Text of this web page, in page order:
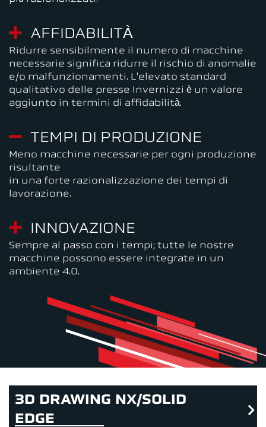
AFFIDABILITÀ
Ridurre sensibilmente il numero di macchine
necessarie significa ridurre il rischio di anomalie
e/o malfunzionamenti. L'elevato standard
qualitativo delle presse Invernizzi è un valore
aggiunto in termini di affidabilità.
TEMPI DI PRODUZIONE
Meno macchine necessarie per ogni produzione
risultante
in una forte razionalizzazione dei tempi di
lavorazione.
INNOVAZIONE
Sempre al passo con i tempi; tutte le nostre
macchine possono essere integrate in un
ambiente 4.0.
3D DRAWING NX/SOLID
EDGE